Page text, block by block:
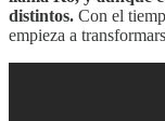
distintos. Con el
empieza a